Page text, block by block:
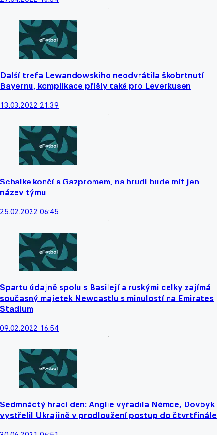
Další trefa Lewandowskiho neodvrátila škobrtnutí
Bayernu, komplikace přišly také pro Leverkusen
13.03.2022 21:39
Schalke končí s Gazpromem, na hrudi bude mít jen
název týmu
25.02.2022 06:45
Spartu údajně spolu s Basilejí a ruskými celky zajímá
současný majetek Newcastlu s minulostí na Emirates
Stadium
09.02.2022 16:54
Sedmnáctý hrací den: Anglie vyřadila Němce, Dovbyk
vystřelil Ukrajině v prodloužení postup do čtvrtfinále